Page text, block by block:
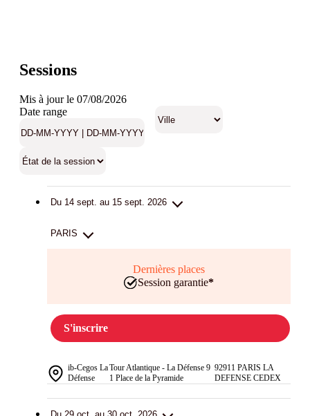
Sessions
Mis à jour le 07/08/2026
Date range
Du 14 sept. au 15 sept. 2026
PARIS
Dernières places
Session garantie*
S'inscrire
ib-Cegos La
Défense
Tour Atlantique - La Défense 9
1 Place de la Pyramide
92911 PARIS LA
DEFENSE CEDEX